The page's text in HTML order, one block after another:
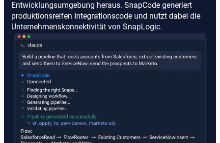
Entwicklungsumgebung heraus. SnapCode generiert
produktionsreifen Integrationscode und nutzt dabei die
Unternehmenskonnektivität von SnapLogic.